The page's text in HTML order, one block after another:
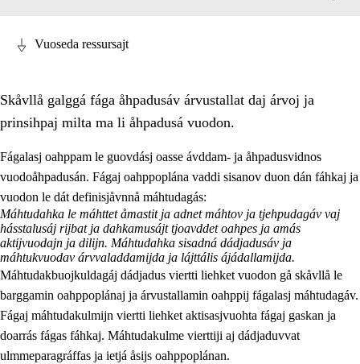
2. Prinsihpa oahppama, åvddånahttema ja ávddama hárráj
2.1 Sosiála oahppam ja åvddånibme
2.2 Máhtudahka fágáj hárráj
Vuodulasj tjehpudagá
Vuoseda ressursajt
Skåvllå galggá fága åhpadusáv árvustallat daj árvoj ja
prinsihpaj milta ma li åhpadusá vuodon.
Fágalasj oahppam le guovdásj oasse ávddam- ja åhpadusvidnos
vuodoåhpadusán. Fágaj oahppoplána vaddi sisanov duon dán fáhkaj ja
vuodon le dát definisjåvnnå máhtudagás:
Máhtudahka le máhttet åmastit ja adnet máhtov ja tjehpudagáv vaj
hásstalusáj rijbat ja dahkamusájt tjoavddet oahpes ja amás
aktijvuodajn ja dilijn. Máhtudahka sisadná dádjadusáv ja
máhtukvuodav árvvaladdamijda ja lájttális ájádallamijda.
Máhtudakbuojkuldagáj dádjadus viertti liehket vuodon gå skåvllå le
barggamin oahppoplánaj ja árvustallamin oahppij fágalasj máhtudagáv.
Fágaj máhtudakulmijn viertti liehket aktisasjvuohta fágaj gaskan ja
doarrás fágas fáhkaj. Máhtudakulme vierttiji aj dádjaduvvat
ulmmeparagráffas ja ietjá åsijs oahppoplánan.